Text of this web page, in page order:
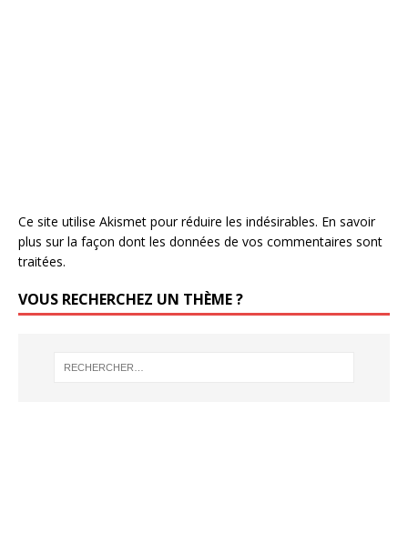
Ce site utilise Akismet pour réduire les indésirables. En savoir
plus sur la façon dont les données de vos commentaires sont
traitées.
VOUS RECHERCHEZ UN THÈME ?